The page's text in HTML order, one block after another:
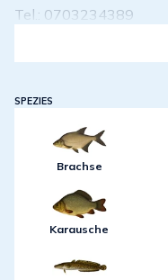
Tel.: 0703234389
SPEZIES
Brachse
Karausche